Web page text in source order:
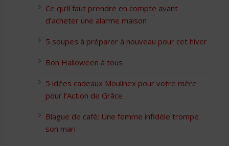
Ce qu’il faut prendre en compte avant
d’acheter une alarme maison
5 soupes à préparer à nouveau pour cet hiver
Bon Halloween à tous
5 idées cadeaux Moulinex pour votre mère
pour l’Action de Grâce
Blague de café: Une femme infidèle trompe
son mari